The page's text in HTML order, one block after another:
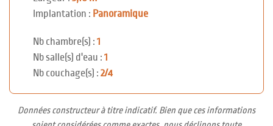
Implantation : Panoramique
Nb chambre(s) : 1
Nb salle(s) d'eau : 1
Nb couchage(s) : 2/4
Données constructeur à titre indicatif. Bien que ces informations